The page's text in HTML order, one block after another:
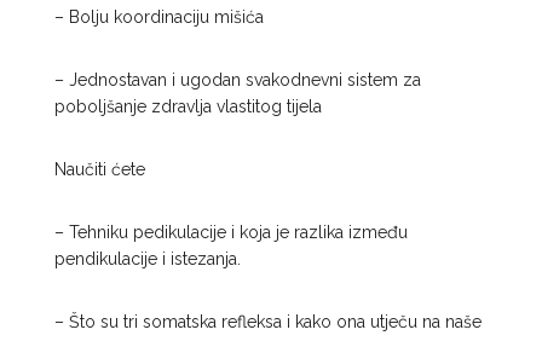
– Bolju koordinaciju mišića
– Jednostavan i ugodan svakodnevni sistem za
poboljšanje zdravlja vlastitog tijela
Naučiti ćete
– Tehniku pedikulacije i koja je razlika između
pendikulacije i istezanja.
– Što su tri somatska refleksa i kako ona utječu na naše